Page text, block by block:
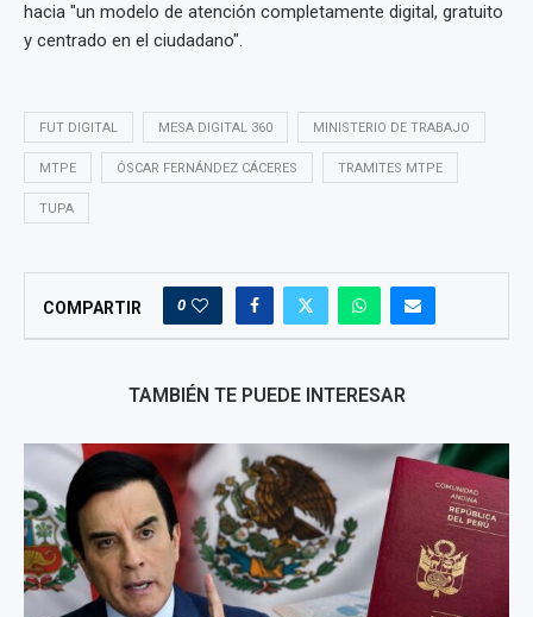
hacia "un modelo de atención completamente digital, gratuito
y centrado en el ciudadano".
FUT DIGITAL MESA DIGITAL 360 MINISTERIO DE TRABAJO
MTPE ÓSCAR FERNÁNDEZ CÁCERES TRAMITES MTPE
TUPA
COMPARTIR 0
TAMBIÉN TE PUEDE INTERESAR